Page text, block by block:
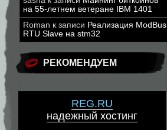
на 55-летнем ветеране IBM 1401
Roman к записи Реализация ModBus
RTU Slave на stm32
РЕКОМЕНДУЕМ
REG.RU
надежный хостинг